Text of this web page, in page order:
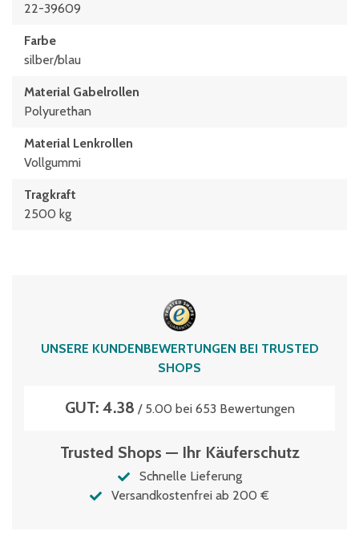
22-39609
Farbe
silber/blau
Material Gabelrollen
Polyurethan
Material Lenkrollen
Vollgummi
Tragkraft
2500 kg
UNSERE KUNDENBEWERTUNGEN BEI TRUSTED
SHOPS
GUT: 4.38 / 5.00 bei 653 Bewertungen
Trusted Shops — Ihr Käuferschutz
Schnelle Lieferung
Versandkostenfrei ab 200 €